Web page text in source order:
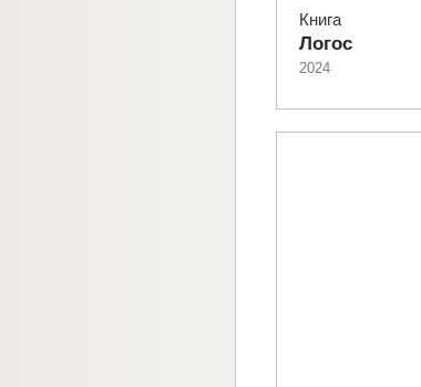
Книга
Логос
2024